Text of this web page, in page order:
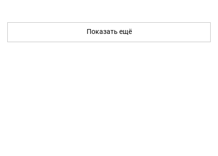
Показать ещё